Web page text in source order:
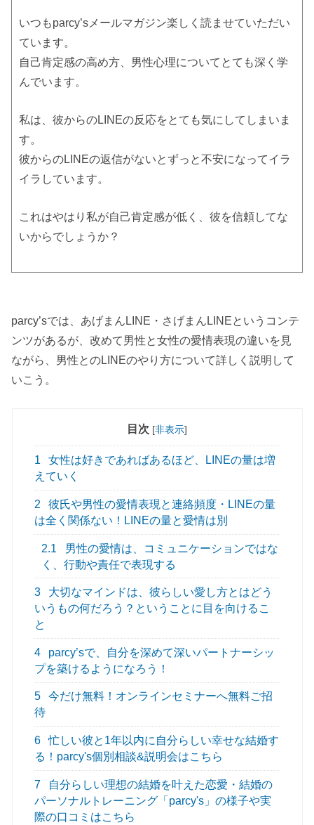
いつもparcy’sメールマガジン楽しく読ませていただい
ています。
自己肯定感の高め方、男性心理についてとても深く学
んでいます。
私は、彼からのLINEの反応をとても気にしてしまいま
す。
彼からのLINEの返信がないとずっと不安になってイラ
イラしています。
これはやはり私が自己肯定感が低く、彼を信頼してな
いからでしょうか？
parcy’sでは、あげまんLINE・さげまんLINEというコンテ
ンツがあるが、改めて男性と女性の愛情表現の違いを見
ながら、男性とのLINEのやり方について詳しく説明して
いこう。
目次 [非表示]
1
女性は好きであればあるほど、LINEの量は増
えていく
2
彼氏や男性の愛情表現と連絡頻度・LINEの量
は全く関係ない！LINEの量と愛情は別
2.1
男性の愛情は、コミュニケーションではな
く、行動や責任で表現する
3
大切なマインドは、彼らしい愛し方とはどう
いうもの何だろう？ということに目を向けるこ
と
4
parcy’sで、自分を深めて深いパートナーシッ
プを築けるようになろう！
5
今だけ無料！オンラインセミナーへ無料ご招
待
6
忙しい彼と1年以内に自分らしい幸せな結婚す
る！parcy's個別相談&説明会はこちら
7
自分らしい理想の結婚を叶えた恋愛・結婚の
パーソナルトレーニング「parcy's」の様子や実
際の口コミはこちら